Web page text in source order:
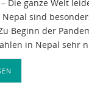
– Die ganze Welt
Nepal sind
Beginn der
in Nepal sehr